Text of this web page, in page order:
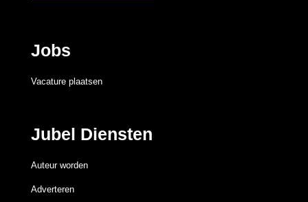
Jobs
Vacature plaatsen
Jubel Diensten
Auteur worden
Adverteren